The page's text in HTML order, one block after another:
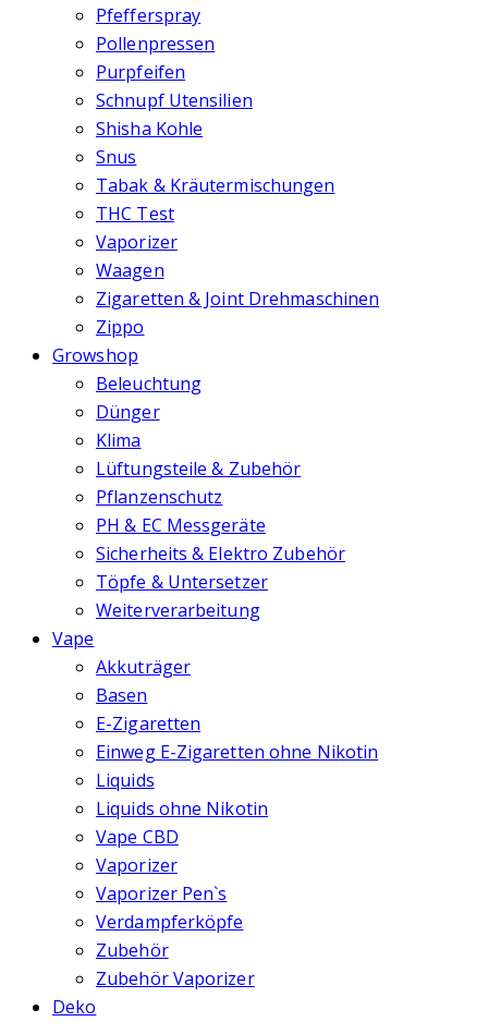
Pfefferspray
Pollenpressen
Purpfeifen
Schnupf Utensilien
Shisha Kohle
Snus
Tabak & Kräutermischungen
THC Test
Vaporizer
Waagen
Zigaretten & Joint Drehmaschinen
Zippo
Growshop
Beleuchtung
Dünger
Klima
Lüftungsteile & Zubehör
Pflanzenschutz
PH & EC Messgeräte
Sicherheits & Elektro Zubehör
Töpfe & Untersetzer
Weiterverarbeitung
Vape
Akkuträger
Basen
E-Zigaretten
Einweg E-Zigaretten ohne Nikotin
Liquids
Liquids ohne Nikotin
Vape CBD
Vaporizer
Vaporizer Pen`s
Verdampferköpfe
Zubehör
Zubehör Vaporizer
Deko